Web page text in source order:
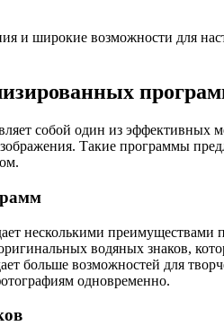
и широкие возможности для
собой один из эффективных
Такие программы
несколькими
водяных знаков,
больше возможностей для
одновременно.